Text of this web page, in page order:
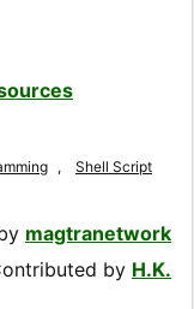
, Shell Script
magtranetwork
by H.K.